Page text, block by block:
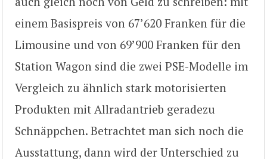
einem Basispreis von 67’620 Franken für die
Limousine und von 69’900 Franken für den
Station Wagon sind die zwei PSE-Modelle im
Vergleich zu ähnlich stark motorisierten
Produkten mit Allradantrieb geradezu
Schnäppchen. Betrachtet man sich noch die
Ausstattung, dann wird der Unterschied zu